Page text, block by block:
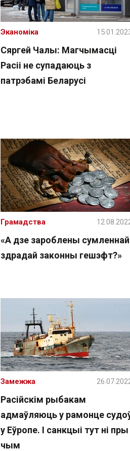
Сяргей Чалы: Магчымасці
Расіі не супадаюць з
патрэбамі Беларусі
Эканоміка
«А дзе зароблены сумленнай
здрадай законны гешэфт?»
Грамадства
Расійскім рыбакам
адмаўляюць у рамонце
у Еўропе. І санкцыі тут ні пры
чым
Замежжа